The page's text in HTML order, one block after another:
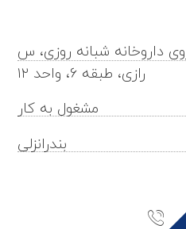
داروخانه شبانه روزی، س
رازی، طبقه ۶، واحد ۱۲
مشغول به کار
بندرانزلی